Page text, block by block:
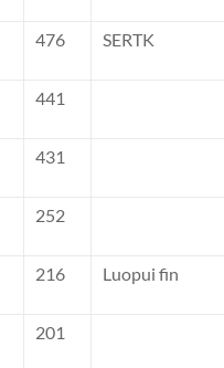
476 SERTK
441
431
252
216 Luopui fin
201